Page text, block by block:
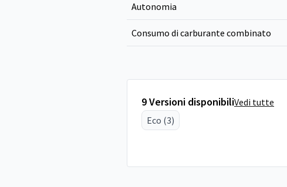
Autonomia
Consumo di carburante combinato
9 Versioni disponibiliVedi tutte
Eco (3)